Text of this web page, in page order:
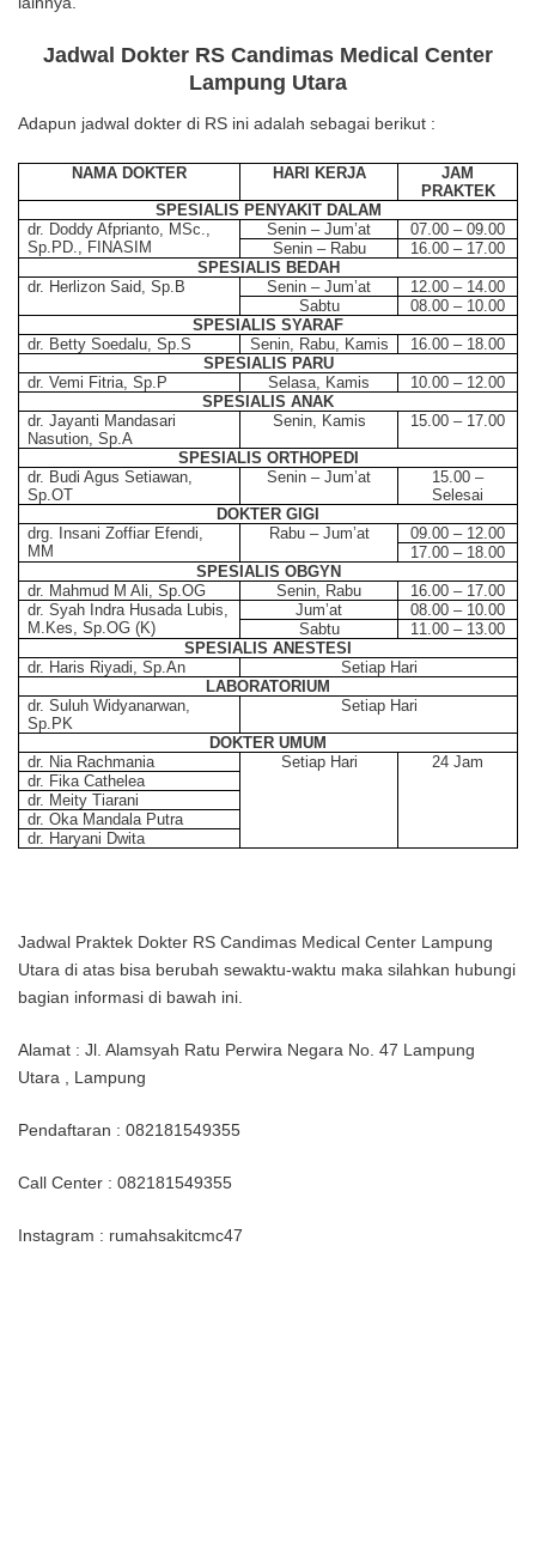
Jadwal Dokter RS Candimas Medical Center
Lampung Utara
Adapun jadwal dokter di RS ini adalah sebagai berikut :
NAMA DOKTER HARI KERJA
JAM
PRAKTEK
SPESIALIS PENYAKIT DALAM
dr. Doddy Afprianto, MSc.,
Sp.PD., FINASIM
Senin – Jum’at
07.00 – 09.00
Senin – Rabu
16.00 – 17.00
SPESIALIS BEDAH
dr. Herlizon Said, Sp.B
Senin – Jum’at
12.00 – 14.00
Sabtu
08.00 – 10.00
SPESIALIS SYARAF
dr. Betty Soedalu, Sp.S
Senin, Rabu, Kamis
16.00 – 18.00
SPESIALIS PARU
dr. Vemi Fitria, Sp.P
Selasa, Kamis
10.00 – 12.00
SPESIALIS ANAK
dr. Jayanti Mandasari
Nasution, Sp.A
Senin, Kamis 15.00 – 17.00
SPESIALIS ORTHOPEDI
dr. Budi Agus Setiawan,
Sp.OT
Senin – Jum’at
15.00 –
Selesai
DOKTER GIGI
drg. Insani Zoffiar Efendi,
MM
Rabu – Jum’at
09.00 – 12.00
17.00 – 18.00
SPESIALIS OBGYN
dr. Mahmud M Ali, Sp.OG
Senin, Rabu
16.00 – 17.00
dr. Syah Indra Husada Lubis,
M.Kes, Sp.OG (K)
Jum’at
08.00 – 10.00
Sabtu
11.00 – 13.00
SPESIALIS ANESTESI
dr. Haris Riyadi, Sp.An
Setiap Hari
LABORATORIUM
dr. Suluh Widyanarwan,
Sp.PK
Setiap Hari
DOKTER UMUM
dr. Nia Rachmania
Setiap Hari
24 Jam
dr. Fika Cathelea
dr. Meity Tiarani
dr. Oka Mandala Putra
dr. Haryani Dwita
Jadwal Praktek Dokter RS Candimas Medical Center Lampung
Utara di atas bisa berubah sewaktu-waktu maka silahkan hubungi
bagian informasi di bawah ini.
Alamat : Jl. Alamsyah Ratu Perwira Negara No. 47 Lampung
Utara , Lampung
Pendaftaran : 082181549355
Call Center : 082181549355
Instagram : rumahsakitcmc47